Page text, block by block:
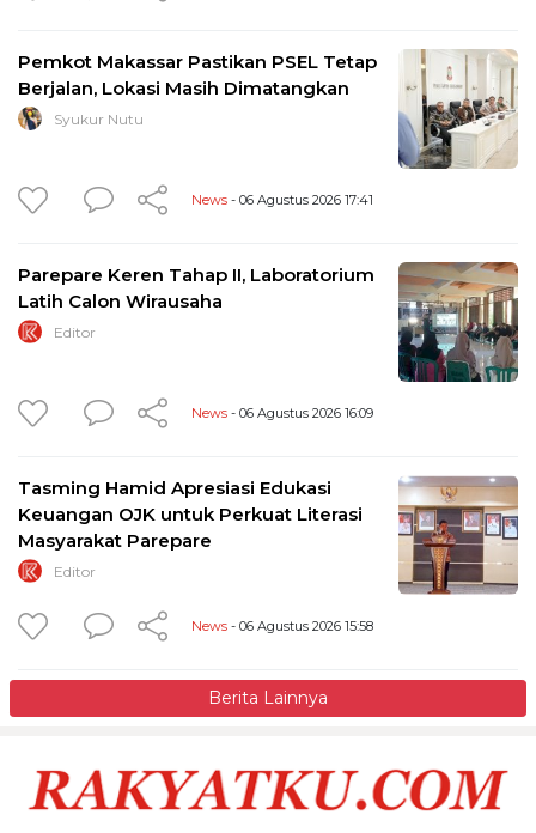
Pemkot Makassar Pastikan PSEL Tetap
Berjalan, Lokasi Masih Dimatangkan
Syukur Nutu
News - 06 Agustus 2026 17:41
Parepare Keren Tahap II, Laboratorium
Latih Calon Wirausaha
Editor
News - 06 Agustus 2026 16:09
Tasming Hamid Apresiasi Edukasi
Keuangan OJK untuk Perkuat Literasi
Masyarakat Parepare
Editor
News - 06 Agustus 2026 15:58
Berita Lainnya